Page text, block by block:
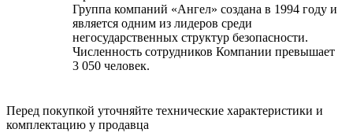
Группа компаний «Ангел» создана в 1994 году и
является одним из лидеров среди
негосударственных структур безопасности.
Численность сотрудников Компании превышает
3 050 человек.
Перед покупкой уточняйте технические характеристики и
комплектацию у продавца